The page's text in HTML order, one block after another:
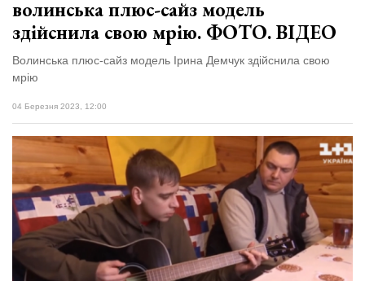
волинська плюс-сайз модель
здійснила свою мрію. ФОТО. ВІДЕО
Волинська плюс-сайз модель Ірина Демчук здійснила свою
мрію
04 Березня 2023, 12:00